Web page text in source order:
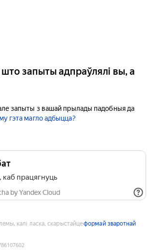
запыты адпраўлялі вы, а
запыты з вашай прылады падобныя да
гэта магло адбыцца?
каб працягнуць
by Yandex Cloud
калі ласка, скарыстайцеформай зваротнай